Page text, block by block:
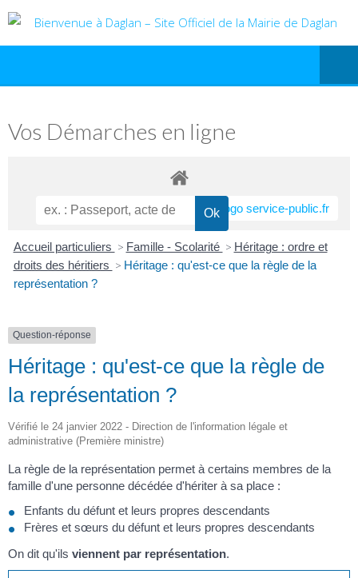
Vos Démarches en ligne
Accueil particuliers > Famille - Scolarité > Héritage : ordre et
droits des héritiers > Héritage : qu'est-ce que la règle de la
représentation ?
Question-réponse
Héritage : qu'est-ce que la règle de
la représentation ?
Vérifié le 24 janvier 2022 - Direction de l'information légale et
administrative (Première ministre)
La règle de la représentation permet à certains membres de la
famille d'une personne décédée d'hériter à sa place :
Enfants du défunt et leurs propres descendants
Frères et sœurs du défunt et leurs propres descendants
On dit qu'ils viennent par représentation.